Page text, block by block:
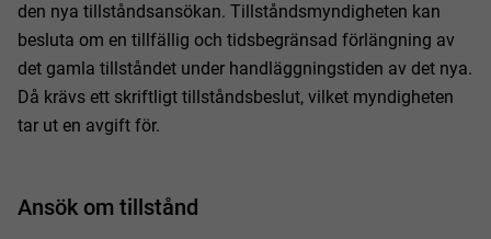
den nya tillståndsansökan. Tillståndsmyndigheten kan
besluta om en tillfällig och tidsbegränsad förlängning av
det gamla tillståndet under handläggningstiden av det nya.
Då krävs ett skriftligt tillståndsbeslut, vilket myndigheten
tar ut en avgift för.
Ansök om tillstånd